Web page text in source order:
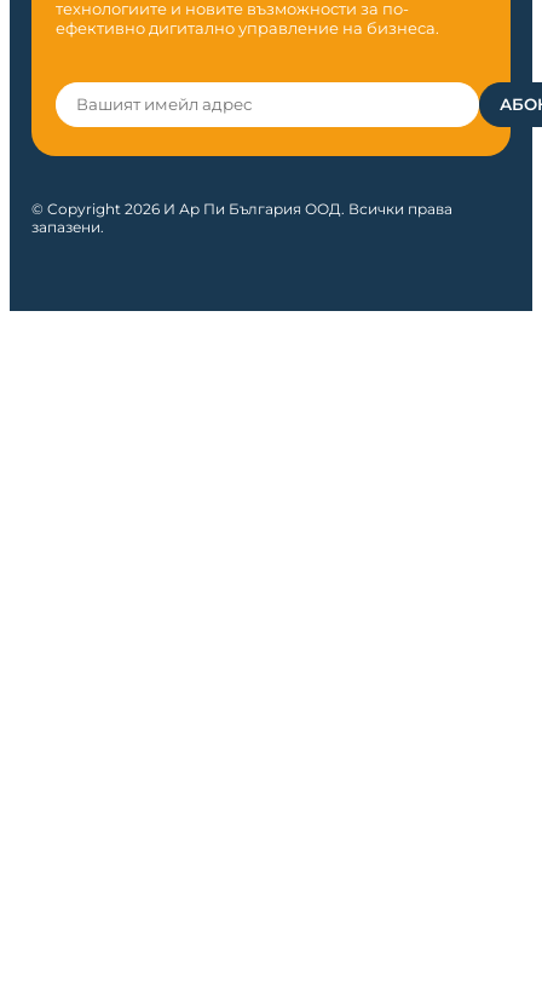
технологиите и новите възможности за по-
ефективно дигитално управление на бизнеса.
© Copyright 2026 И Ар Пи България ООД. Всички права
запазени.